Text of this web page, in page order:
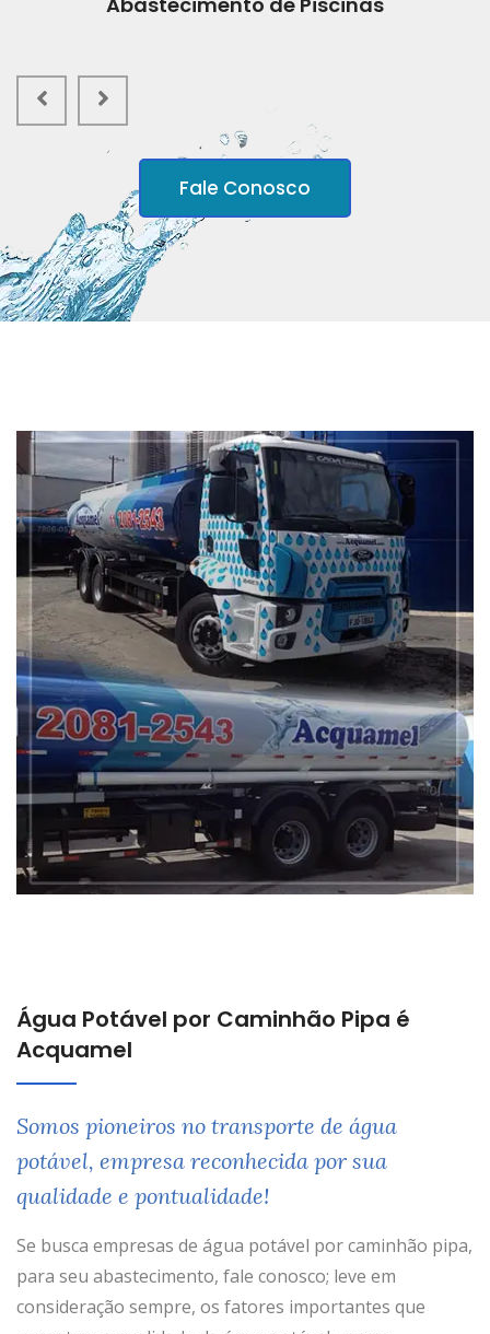
Fale Conosco
Água Potável por Caminhão Pipa é
Acquamel
Somos pioneiros no transporte de água
potável, empresa reconhecida por sua
qualidade e pontualidade!
Se busca empresas de água potável por caminhão pipa,
para seu abastecimento, fale conosco; leve em
consideração sempre, os fatores importantes que